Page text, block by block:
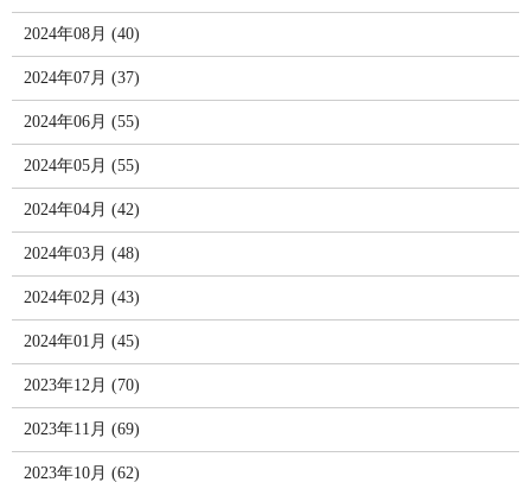
2024年08月 (40)
2024年07月 (37)
2024年06月 (55)
2024年05月 (55)
2024年04月 (42)
2024年03月 (48)
2024年02月 (43)
2024年01月 (45)
2023年12月 (70)
2023年11月 (69)
2023年10月 (62)